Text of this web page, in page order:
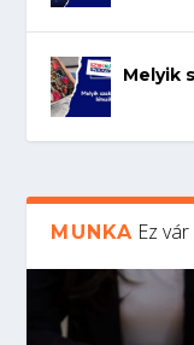
Melyik
MUNKA Ez